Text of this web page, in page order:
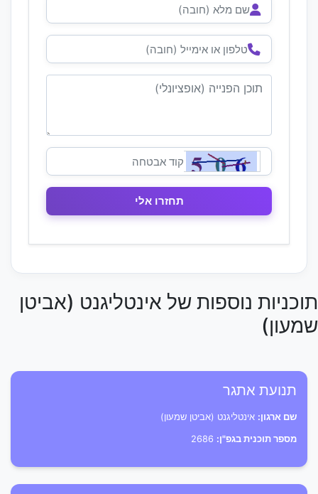
תוכניות נוספות של אינטליגנט (אביטן
שמעון)
תנועת אתגר
שם ארגון: אינטליגנט (אביטן שמעון)
מספר תוכנית בגפ"ן: